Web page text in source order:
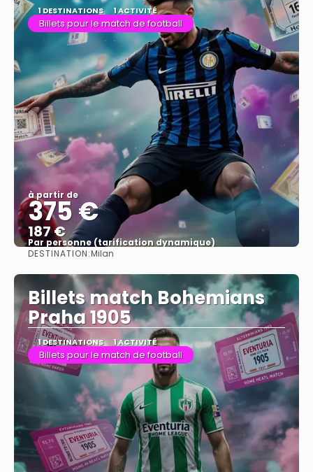
1 DESTINATIONS 1 ACTIVITÉ
Billets pour le match de football
à partir de
375 €
187 €
Par personne (tarification dynamique)
DESTINATION:Milan
Billets match Bohemians
Praha 1905
1 DESTINATIONS 1 ACTIVITÉ
Billets pour le match de football